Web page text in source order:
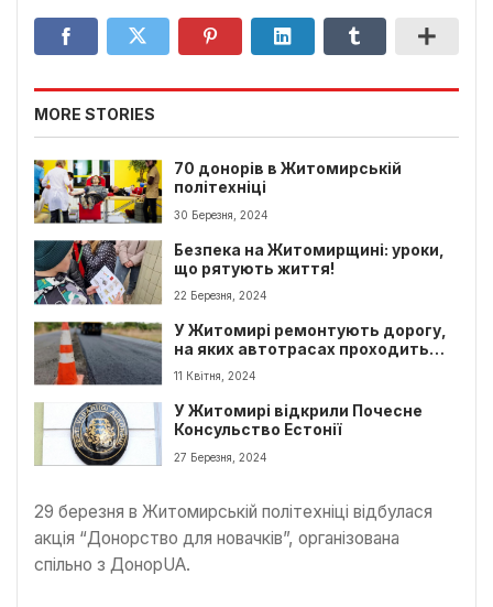
MORE STORIES
70 донорів в Житомирській
політехніці
30 Березня, 2024
Безпека на Житомирщині: уроки,
що рятують життя!
22 Березня, 2024
У Житомирі ремонтують дорогу,
на яких автотрасах проходить
ремонт
11 Квітня, 2024
У Житомирі відкрили Почесне
Консульство Естонії
27 Березня, 2024
29 березня в Житомирській політехніці відбулася
акція “Донорство для новачків”, організована
спільно з ДонорUA.